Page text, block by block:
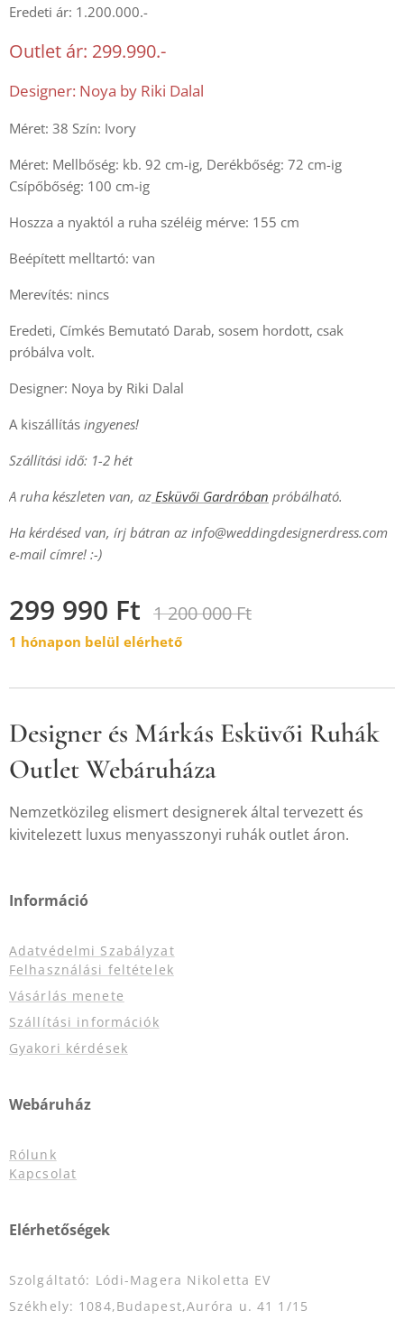
Eredeti ár: 1.200.000.-
Outlet ár: 299.990.-
Designer: Noya by Riki Dalal
Méret: 38 Szín: Ivory
Méret: Mellbőség: kb. 92 cm-ig, Derékbőség: 72 cm-ig
Csípőbőség: 100 cm-ig
Hoszza a nyaktól a ruha széléig mérve: 155 cm
Beépített melltartó: van
Merevítés: nincs
Eredeti, Címkés Bemutató Darab, sosem hordott, csak
próbálva volt.
Designer: Noya by Riki Dalal
A kiszállítás ingyenes!
Szállítási idő: 1-2 hét
A ruha készleten van, az Esküvői Gardróban próbálható.
Ha kérdésed van, írj bátran az info@weddingdesignerdress.com
e-mail címre! :-)
299 990 Ft 1 200 000Ft
1 hónapon belül elérhető
Designer és Márkás Esküvői Ruhák
Outlet Webáruháza
Nemzetközileg elismert designerek által tervezett és
kivitelezett luxus menyasszonyi ruhák outlet áron.
Információ
Adatvédelmi Szabályzat
Felhasználási feltételek
Vásárlás menete
Szállítási információk
Gyakori kérdések
Webáruház
Rólunk
Kapcsolat
Elérhetőségek
Szolgáltató: Lódi-Magera Nikoletta EV
Székhely: 1084,Budapest,Auróra u. 41 1/15